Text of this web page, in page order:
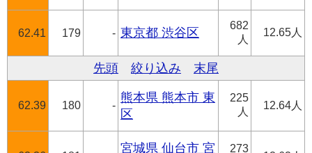
62.41 179 - 東京都 渋谷区
682
人
12.65人
先頭 絞り込み 末尾
62.39 180 -
熊本県 熊本市 東
区
225
人
12.64人
宮城県 仙台市 宮
273